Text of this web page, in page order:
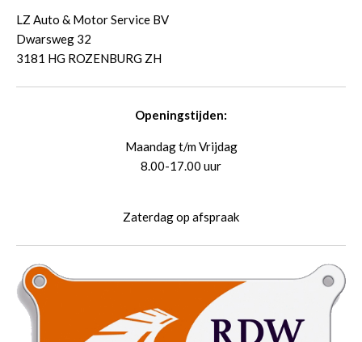
LZ Auto & Motor Service BV
Dwarsweg 32
3181 HG ROZENBURG ZH
Openingstijden:
Maandag t/m Vrijdag
8.00-17.00 uur
Zaterdagop afspraak